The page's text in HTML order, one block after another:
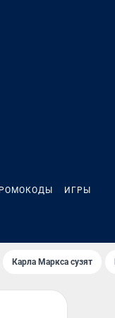
ИГРЫ
Карла Маркса сузят